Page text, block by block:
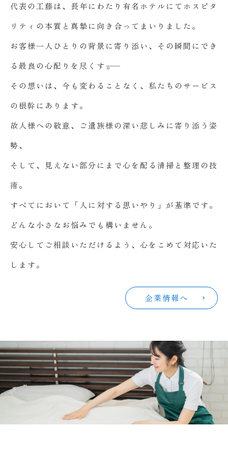
代表の工藤は、長年にわたり有名ホテルにてホスピタ
リティの本質と真摯に向き合ってまいりました。
お客様一人ひとりの背景に寄り添い、その瞬間にでき
る最良の心配りを尽くす――。
その想いは、今も変わることなく、私たちのサービス
の根幹にあります。
故人様への敬意、ご遺族様の深い悲しみに寄り添う姿
勢、
そして、見えない部分にまで心を配る清掃と整理の技
術。
すべてにおいて「人に対する思いやり」が基準です。
どんな小さなお悩みでも構いません。
安心してご相談いただけるよう、心をこめて対応いた
します。
企業情報へ